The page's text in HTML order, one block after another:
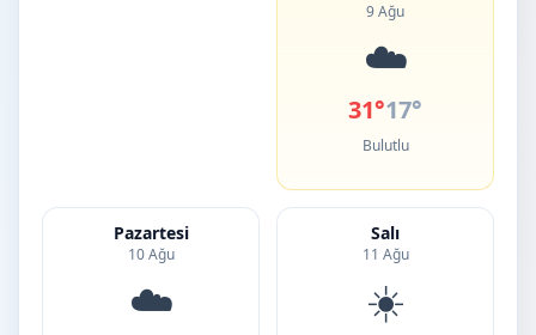
9 Ağu
☁️
31°17°
Bulutlu
Pazartesi
10 Ağu
☁️
Salı
11 Ağu
☀️